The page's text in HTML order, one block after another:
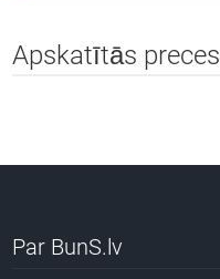
Apskatītās preces
Par BunS.lv